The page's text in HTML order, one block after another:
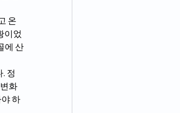
온
이었
에 산
정
화
하